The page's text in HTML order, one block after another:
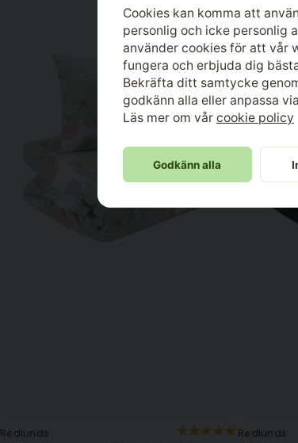
Redlunds Redlunds
Cookies kan komma att
personlig och icke personlig
använder cookies för att vår
fungera och erbjuda dig
Bekräfta ditt samtycke
godkänn alla eller anpassa
Läs mer om vår cookie policy
Godkänn alla